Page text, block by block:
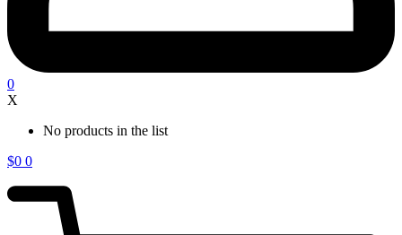
0
X
No products in the list
$0 0